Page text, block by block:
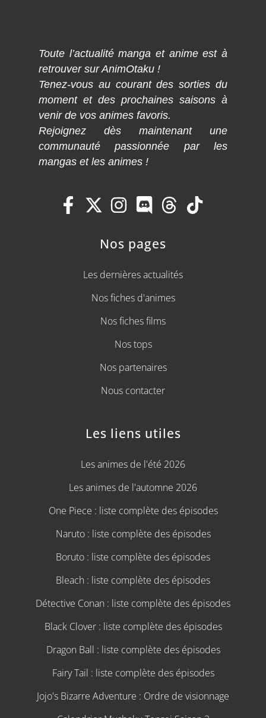
Toute l’actualité manga et anime est à
retrouver sur AnimOtaku !
Tenez-vous au courant des sorties du
moment et des prochaines saisons à
venir de vos animes favoris.
Rejoignez dès maintenant une
communauté passionnée par les
mangas et les animes !
Nos pages
Les dernières actualités
Nos fiches d'animes
Nos fiches films
Nos tops
Nos partenaires
Nous contacter
Les liens utiles
Les animes de l'été 2026
Les animes de l'automne 2026
One Piece : liste complète des épisodes
Naruto : liste complète des épisodes
Boruto : liste complète des épisodes
Bleach : liste complète des épisodes
Détective Conan : liste complète des épisodes
Black Clover : liste complète des épisodes
Dragon Ball : liste complète des épisodes
Fairy Tail : liste complète des épisodes
Jojo's Bizarre Adventure : Ordre de visionnage